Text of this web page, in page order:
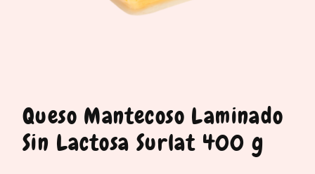
Queso Mantecoso Laminado
Sin Lactosa Surlat 400 g